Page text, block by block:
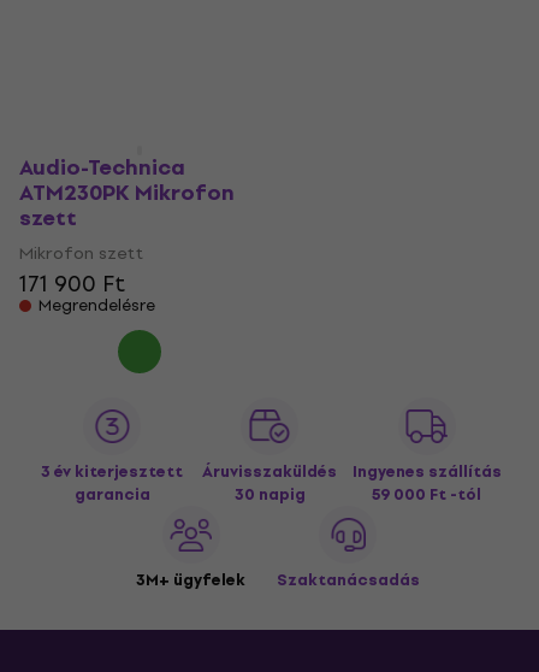
Audio-Technica
ATM230PK Mikrofon
szett
Mikrofon szett
171 900 Ft
Megrendelésre
3 év kiterjesztett
garancia
Áruvisszaküldés
30 napig
Ingyenes szállítás
59 000 Ft -tól
3M+ ügyfelek Szaktanácsadás